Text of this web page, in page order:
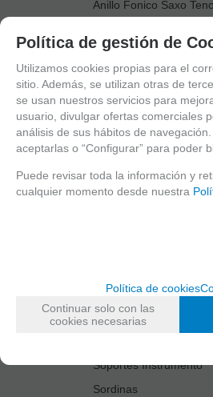
Anillo Fonico Saxo
Boquillas
Boquilleros
Cañas
Cortacañas
Deflector Saxo Tenor
Estuches Guardacañas
Limpiadores
Protectores Boquilla
Soportes Instrumento
Sordinas
Política de gestión de
Utilizamos cookies propias para el
sitio. Además, se utilizan otras de
se usan nuestros servicios para
usuario, divulgar ofertas comerciales
análisis de sus hábitos de
aceptarlas o “Configurar” para poder
Puede revisar toda la información y
cualquier momento desde nuestra
Política de cookies
Continuar solo con las
cookies necesarias